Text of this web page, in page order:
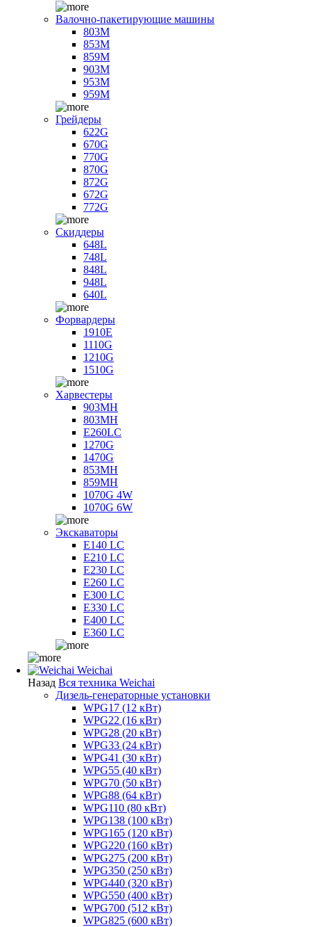
Валочно-пакетирующие машины
803M
853M
859M
903M
953M
959M
Грейдеры
622G
670G
770G
870G
872G
672G
772G
Скиддеры
648L
748L
848L
948L
640L
Форвардеры
1910E
1110G
1210G
1510G
Харвестеры
903MH
803MH
E260LC
1270G
1470G
853MH
859MH
1070G 4W
1070G 6W
Экскаваторы
E140 LC
E210 LC
E230 LC
E260 LC
E300 LC
E330 LC
E400 LC
E360 LC
Weichai
Назад Вся техника Weichai
Дизель-генераторные установки
WPG17 (12 кВт)
WPG22 (16 кВт)
WPG28 (20 кВт)
WPG33 (24 кВт)
WPG41 (30 кВт)
WPG55 (40 кВт)
WPG70 (50 кВт)
WPG88 (64 кВт)
WPG110 (80 кВт)
WPG138 (100 кВт)
WPG165 (120 кВт)
WPG220 (160 кВт)
WPG275 (200 кВт)
WPG350 (250 кВт)
WPG440 (320 кВт)
WPG550 (400 кВт)
WPG700 (512 кВт)
WPG825 (600 кВт)